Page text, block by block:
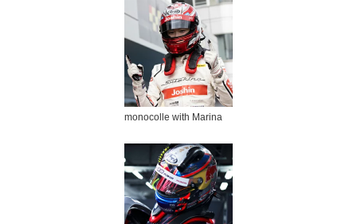
monocolle with Marina